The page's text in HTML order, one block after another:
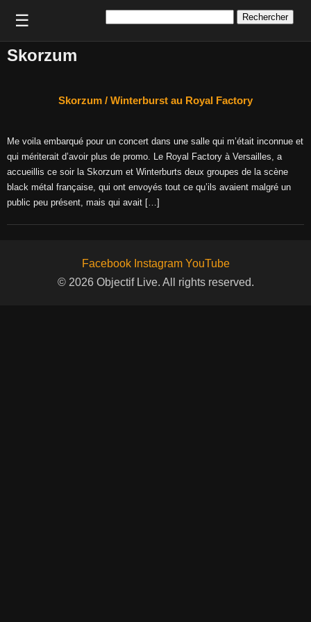
☰
Skorzum
Skorzum / Winterburst au Royal Factory
Me voila embarqué pour un concert dans une salle qui m’était inconnue et
qui mériterait d’avoir plus de promo. Le Royal Factory à Versailles, a
accueillis ce soir la Skorzum et Winterburts deux groupes de la scène
black métal française, qui ont envoyés tout ce qu’ils avaient malgré un
public peu présent, mais qui avait […]
Facebook Instagram YouTube
© 2026 Objectif Live. All rights reserved.